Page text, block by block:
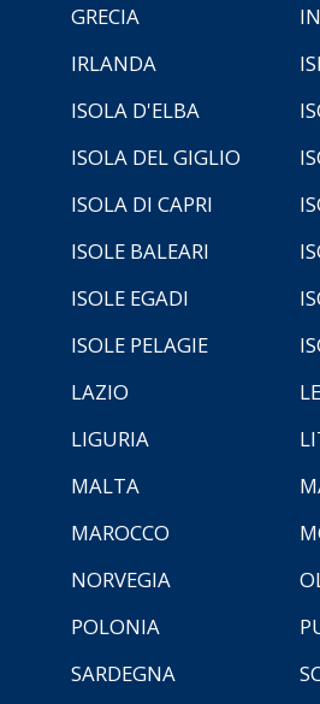
GRECIA
IRLANDA
ISOLA D'ELBA
ISOLA DEL GIGLIO
ISOLA DI CAPRI
ISOLE BALEARI
ISOLE EGADI
ISOLE PELAGIE
LAZIO
LIGURIA
MALTA
MAROCCO
NORVEGIA
POLONIA
SARDEGNA